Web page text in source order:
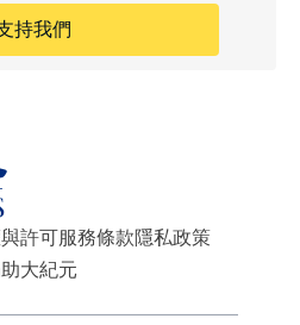
持我們
許可服務條款隱私政策
大紀元